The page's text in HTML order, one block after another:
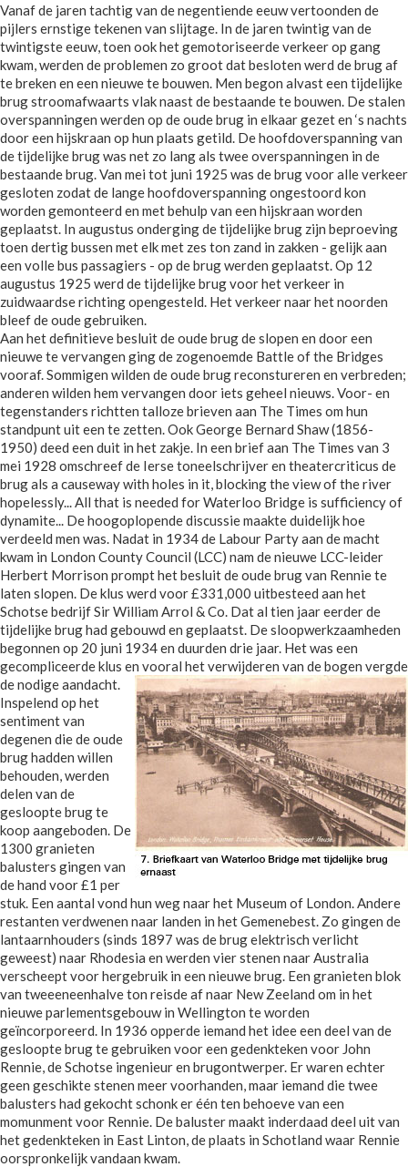
Vanaf de jaren tachtig van de negentiende eeuw vertoonden de
pijlers ernstige tekenen van slijtage. In de jaren twintig van de
twintigste eeuw, toen ook het gemotoriseerde verkeer op gang
kwam, werden de problemen zo groot dat besloten werd de brug af
te breken en een nieuwe te bouwen. Men begon alvast een tijdelijke
brug stroomafwaarts vlak naast de bestaande te bouwen. De stalen
overspanningen werden op de oude brug in elkaar gezet en ‘s nachts
door een hijskraan op hun plaats getild. De hoofdoverspanning van
de tijdelijke brug was net zo lang als twee overspanningen in de
bestaande brug. Van mei tot juni 1925 was de brug voor alle verkeer
gesloten zodat de lange hoofdoverspanning ongestoord kon
worden gemonteerd en met behulp van een hijskraan worden
geplaatst. In augustus onderging de tijdelijke brug zijn beproeving
toen dertig bussen met elk met zes ton zand in zakken - gelijk aan
een volle bus passagiers - op de brug werden geplaatst. Op 12
augustus 1925 werd de tijdelijke brug voor het verkeer in
zuidwaardse richting opengesteld. Het verkeer naar het noorden
bleef de oude gebruiken.
Aan het definitieve besluit de oude brug de slopen en door een
nieuwe te vervangen ging de zogenoemde Battle of the Bridges
vooraf. Sommigen wilden de oude brug reconstureren en verbreden;
anderen wilden hem vervangen door iets geheel nieuws. Voor- en
tegenstanders richtten talloze brieven aan The Times om hun
standpunt uit een te zetten. Ook George Bernard Shaw (1856-
1950) deed een duit in het zakje. In een brief aan The Times van 3
mei 1928 omschreef de Ierse toneelschrijver en theatercriticus de
brug als a causeway with holes in it, blocking the view of the river
hopelessly... All that is needed for Waterloo Bridge is sufficiency of
dynamite... De hoogoplopende discussie maakte duidelijk hoe
verdeeld men was. Nadat in 1934 de Labour Party aan de macht
kwam in London County Council (LCC) nam de nieuwe LCC-leider
Herbert Morrison prompt het besluit de oude brug van Rennie te
laten slopen. De klus werd voor £331,000 uitbesteed aan het
Schotse bedrijf Sir William Arrol & Co. Dat al tien jaar eerder de
tijdelijke brug had gebouwd en geplaatst. De sloopwerkzaamheden
begonnen op 20 juni 1934 en duurden drie jaar. Het was een
gecompliceerde klus en vooral het verwijderen van de bogen vergde
de nodige aandacht.
Inspelend op het
sentiment van
degenen die de oude
brug hadden willen
behouden, werden
delen van de
gesloopte brug te
koop aangeboden. De
1300 granieten
balusters gingen van
de hand voor £1 per
stuk. Een aantal vond hun weg naar het Museum of London. Andere
restanten verdwenen naar landen in het Gemenebest. Zo gingen de
lantaarnhouders (sinds 1897 was de brug elektrisch verlicht
geweest) naar Rhodesia en werden vier stenen naar Australia
verscheept voor hergebruik in een nieuwe brug. Een granieten blok
van tweeeneenhalve ton reisde af naar New Zeeland om in het
nieuwe parlementsgebouw in Wellington te worden
geïncorporeerd. In 1936 opperde iemand het idee een deel van de
gesloopte brug te gebruiken voor een gedenkteken voor John
Rennie, de Schotse ingenieur en brugontwerper. Er waren echter
geen geschikte stenen meer voorhanden, maar iemand die twee
balusters had gekocht schonk er één ten behoeve van een
momunment voor Rennie. De baluster maakt inderdaad deel uit van
het gedenkteken in East Linton, de plaats in Schotland waar Rennie
oorspronkelijk vandaan kwam.